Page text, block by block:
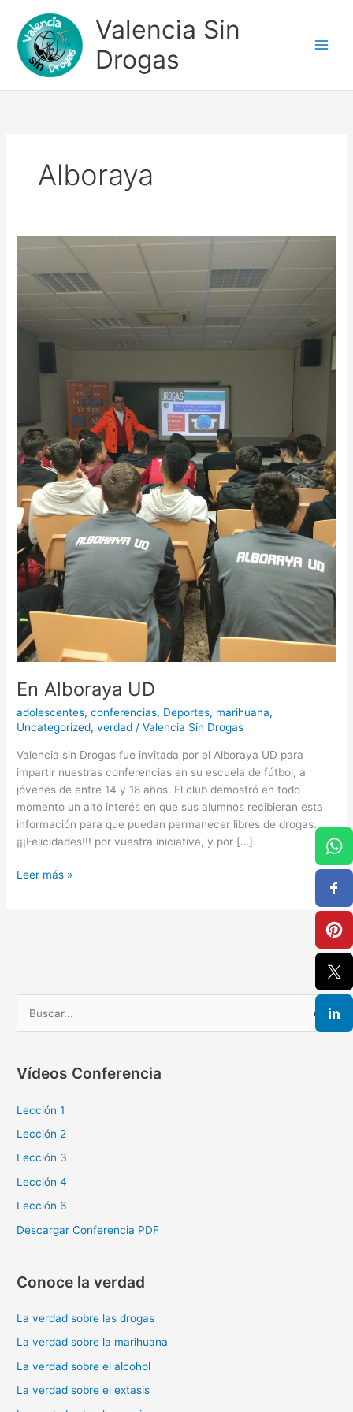
contenido
Valencia Sin
Drogas
Alboraya
En Alboraya UD
adolescentes,conferencias, Deportes, marihuana,
Uncategorized,verdad /Valencia Sin Drogas
Valencia sin Drogas fue invitada por el Alboraya UD para
impartir nuestras conferencias en su escuela de fútbol, a
jóvenes de entre 14 y 18 años. El club demostró en todo
momento un alto interés en que sus alumnos recibieran esta
información para que puedan permanecer libres de drogas.
¡¡¡Felicidades!!! por vuestra iniciativa, y por […]
UD
Leer más »
c
o
r
:
Vídeos Conferencia
Lección 1
Lección 2
Lección 3
Lección 4
Lección 6
Descargar Conferencia PDF
Conoce la verdad
La verdad sobre las drogas
La verdad sobre la marihuana
La verdad sobre el alcohol
La verdad sobre el extasis